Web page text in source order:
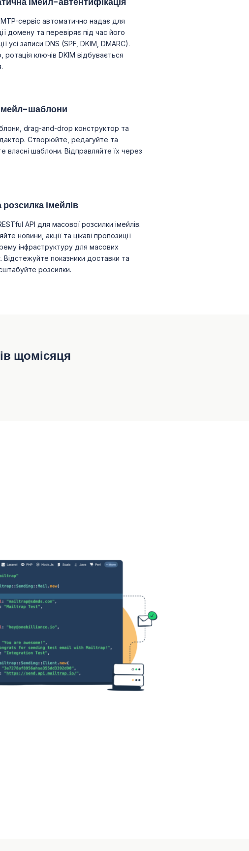
сервіс автоматично надає для
домену та перевіряє під час його
усі записи DNS (SPF, DKIM, DMARC).
ротація ключів DKIM відбувається
шаблони
drag-and-drop конструктор та
Створюйте, редагуйте та
власні шаблони. Відправляйте їх через
імейлів
API для масової розсилки імейлів.
новини, акції та цікаві пропозиції
інфраструктуру для масових
Відстежуйте показники доставки та
розсилки.
щомісяця